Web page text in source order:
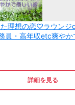
理想の恋♡ラウンジ
員・高年収etc爽や
詳細を見る